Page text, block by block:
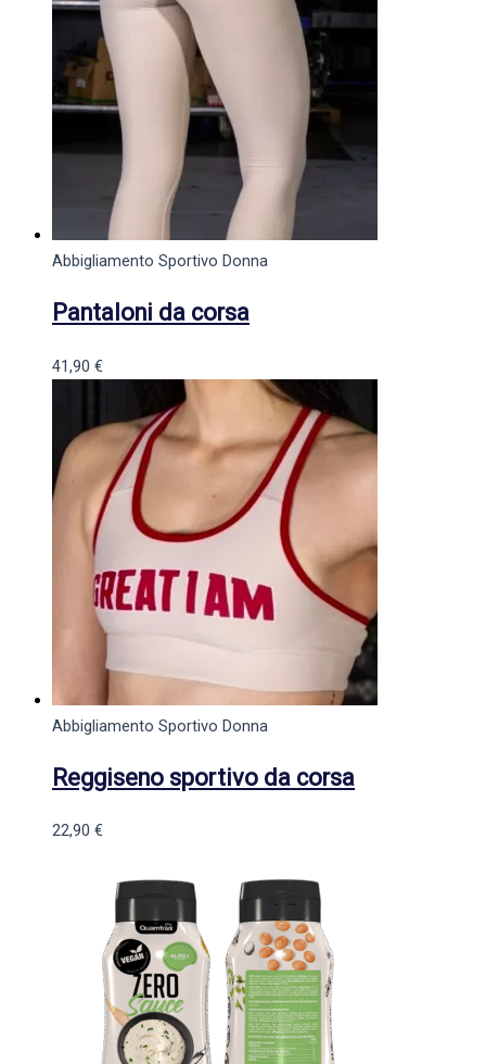
Abbigliamento Sportivo Donna
Pantaloni da corsa
41,90 €
Abbigliamento Sportivo Donna
Reggiseno sportivo da corsa
22,90 €